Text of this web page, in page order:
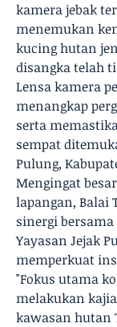
kamera jebak
menemukan
kucing hutan
disangka telah
Lensa kamera
menangkap
serta
sempat
Pulung,
Mengingat
lapangan, Balai
sinergi
Yayasan Jejak
memperkuat
"Fokus utama
melakukan
kawasan hutan